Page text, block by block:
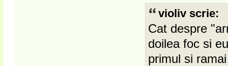
violiv scrie:
Cat despre
doilea foc si
primul si